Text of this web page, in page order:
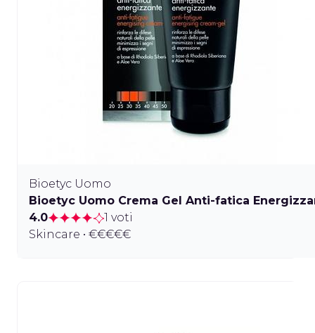
Bioetyc Uomo
Bioetyc Uomo Crema Gel Anti-fatica
4.0
1 voti
Skincare • €€€€€